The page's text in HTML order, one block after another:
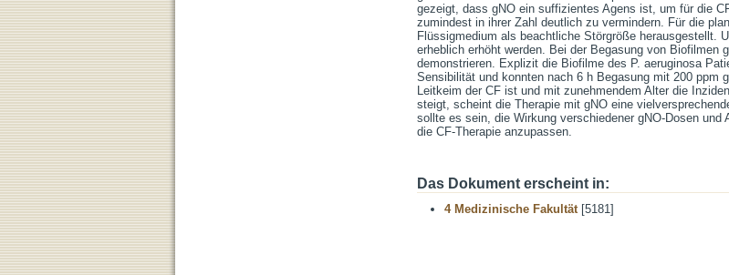
gezeigt, dass gNO ein suffizientes Agens ist, um für die
zumindest in ihrer Zahl deutlich zu vermindern. Für die
Flüssigmedium als beachtliche Störgröße herausgestellt.
erheblich erhöht werden. Bei der Begasung von
demonstrieren. Explizit die Biofilme des P. aeruginosa
Sensibilität und konnten nach 6 h Begasung mit 200 ppm
Leitkeim der CF ist und mit zunehmendem Alter die
steigt, scheint die Therapie mit gNO eine
sollte es sein, die Wirkung verschiedener gNO-Dosen
die CF-Therapie anzupassen.
Das Dokument erscheint in:
4 Medizinische Fakultät[5181]